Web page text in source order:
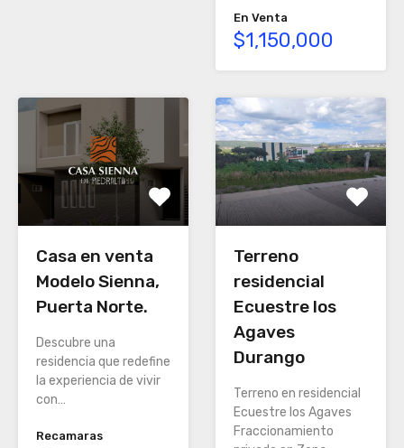
En Venta
$1,150,000
Casa en venta
Modelo Sienna,
Puerta Norte.
Descubre una
residencia que redefine
la experiencia de vivir
con…
Recamaras
Terreno
residencial
Ecuestre los
Agaves
Durango
Terreno en residencial
Ecuestre los Agaves
Fraccionamiento